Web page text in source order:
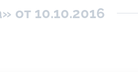
от 10.10.2016